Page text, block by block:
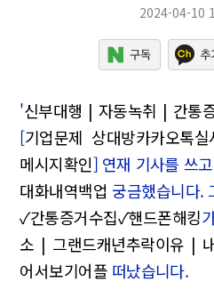
2024-04-10
'신부대행 | 자동녹취 | 간통
[기업문제 상대방카카오톡
메시지확인] 연재 기사를 쓰
대화내역백업 궁금했습니다.
✓간통증거수집✓핸드폰해킹
소 | 그랜드캐년추락이유 |
어서보기어플 떠났습니다.